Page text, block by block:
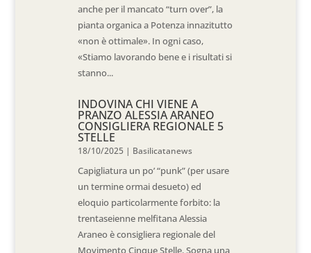
anche per il mancato “turn over”, la
pianta organica a Potenza innazitutto
«non è ottimale». In ogni caso,
«Stiamo lavorando bene e i risultati si
stanno...
INDOVINA CHI VIENE A
PRANZO ALESSIA ARANEO
CONSIGLIERA REGIONALE 5
STELLE
18/10/2025 | Basilicatanews
Capigliatura un po’ “punk” (per usare
un termine ormai desueto) ed
eloquio particolarmente forbito: la
trentaseienne melfitana Alessia
Araneo è consigliera regionale del
Movimento Cinque Stelle. Sogna una